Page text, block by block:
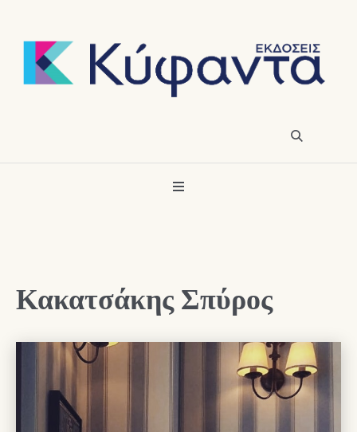
Κακατσάκης Σπύρος